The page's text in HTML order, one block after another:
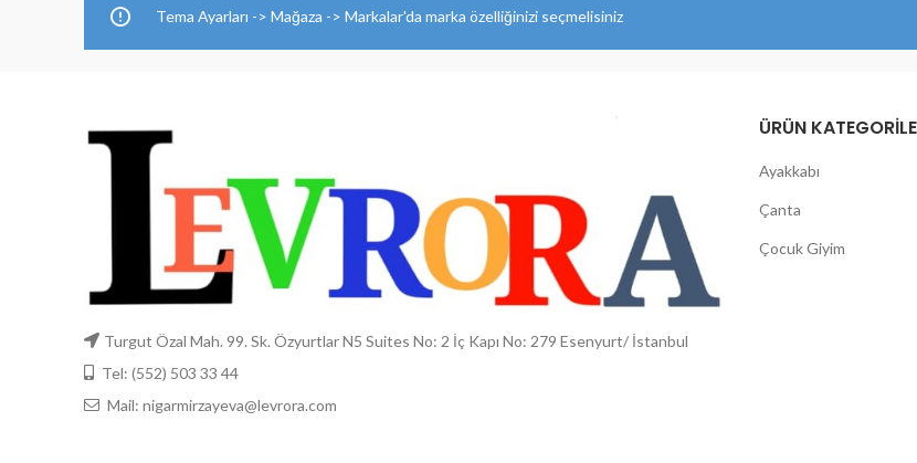
Tema Ayarları -> Mağaza -> Markalar'da marka özelliğinizi seçmelisiniz
Turgut Özal Mah. 99. Sk. Özyurtlar N5 Suites No: 2 İç Kapı No: 279 Esenyurt/ İstanbul
Tel: (552) 503 33 44
Mail: nigarmirzayeva@levrora.com
ÜRÜN
Ayakkabı
Çanta
Çocuk Giyim